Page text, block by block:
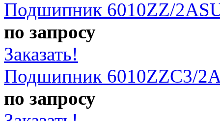
Подшипник 6010ZZ/
по запросу
Заказать!
Подшипник 6010ZZC3/
по запросу